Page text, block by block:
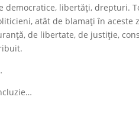
democratice, libertăți, drepturi.
atât de blamați în aceste
de libertate, de justiție,